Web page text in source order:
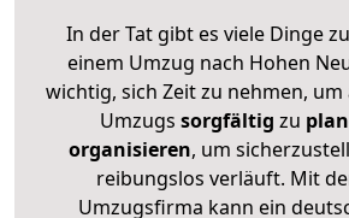
In der Tat gibt es viele Dinge
einem Umzug nach Hohen
wichtig, sich Zeit zu nehmen, um
Umzugs sorgfältig zu
organisieren, um
reibungslos verläuft. Mit
Umzugsfirma kann ein